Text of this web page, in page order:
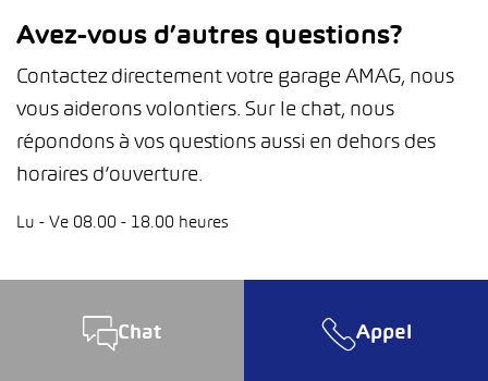
Avez-vous d’autres questions?
Contactez directement votre garage AMAG, nous
vous aiderons volontiers. Sur le chat, nous
répondons à vos questions aussi en dehors des
horaires d’ouverture.
Lu - Ve 08.00 - 18.00 heures
Chat Appel